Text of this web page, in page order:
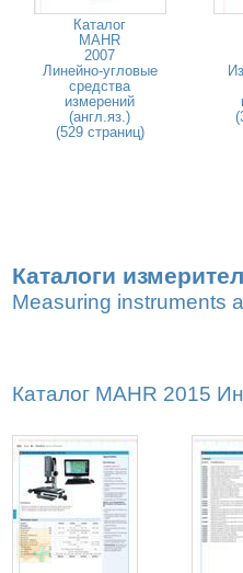
Каталог
MAHR
2007
Линейно-угловые
средства
измерений
(англ.яз.)
(529 страниц)
Каталоги
Measuring instruments
Каталог MAHR 2015